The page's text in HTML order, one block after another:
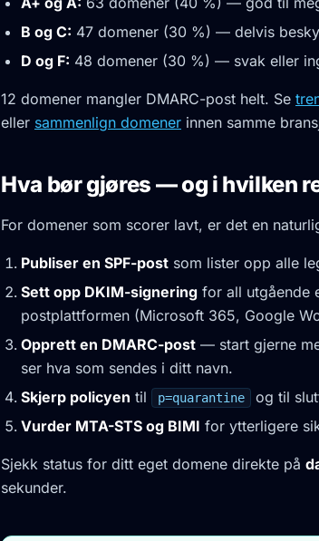
B og C: 47 domener (30 %) — delvis
D og F: 48 domener (30 %) — svak eller
12 domener mangler DMARC-post helt. Se
eller sammenlign domener innen samme
Hva bør gjøres — og i hvilken
For domener som scorer lavt, er det en
Publiser en SPF-post som lister opp alle
Sett opp DKIM-signering for all utgående
postplattformen (Microsoft 365, Google
Opprett en DMARC-post — start gjerne
ser hva som sendes i ditt navn.
Skjerp policyen til p=quarantine og til
Vurder MTA-STS og BIMI for ytterligere
Sjekk status for ditt eget domene direkte på
sekunder.